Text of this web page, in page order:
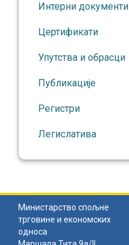
Интерни документи
Цертификати
Упутства и обрасци
Публикације
Регистри
Легислатива
Министарство спољне
трговине и економских
односа